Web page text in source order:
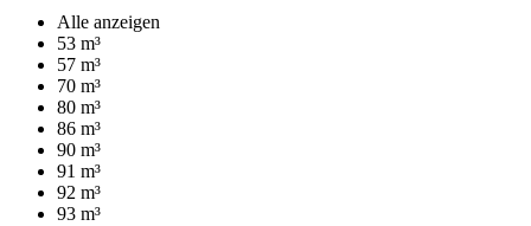
Alle anzeigen
53 m³
57 m³
70 m³
80 m³
86 m³
90 m³
91 m³
92 m³
93 m³